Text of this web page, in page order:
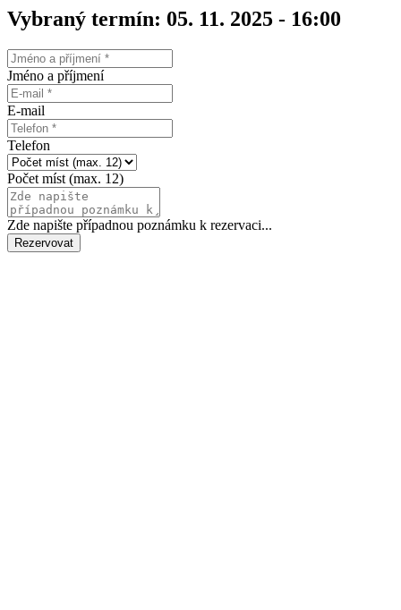
Vybraný termín: 05. 11. 2025 - 16:00
Jméno a příjmení
E-mail
Telefon
Počet míst (max. 12)
Zde napište případnou poznámku k rezervaci...
Rezervovat